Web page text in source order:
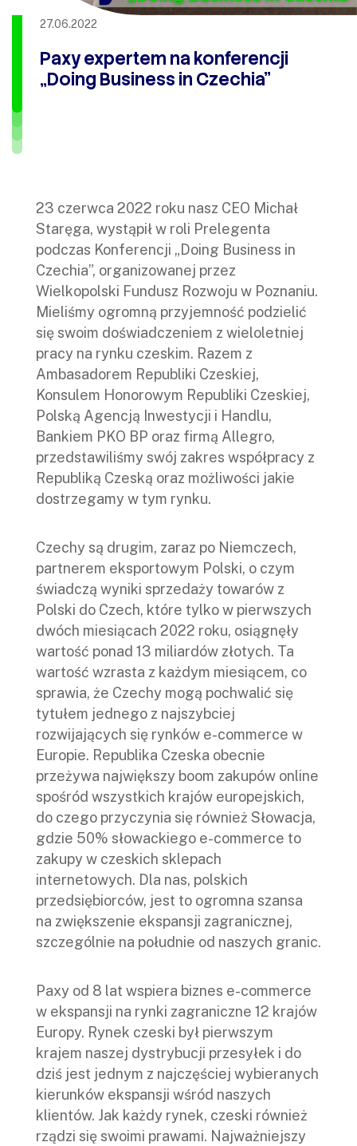
27.06.2022
Paxy expertem na konferencji
„Doing Business in Czechia”
23 czerwca 2022 roku nasz CEO Michał
Staręga, wystąpił w roli Prelegenta
podczas Konferencji „Doing Business in
Czechia”, organizowanej przez
Wielkopolski Fundusz Rozwoju w Poznaniu.
Mieliśmy ogromną przyjemność podzielić
się swoim doświadczeniem z wieloletniej
pracy na rynku czeskim. Razem z
Ambasadorem Republiki Czeskiej,
Konsulem Honorowym Republiki Czeskiej,
Polską Agencją Inwestycji i Handlu,
Bankiem PKO BP oraz firmą Allegro,
przedstawiliśmy swój zakres współpracy z
Republiką Czeską oraz możliwości jakie
dostrzegamy w tym rynku.
Czechy są drugim, zaraz po Niemczech,
partnerem eksportowym Polski, o czym
świadczą wyniki sprzedaży towarów z
Polski do Czech, które tylko w pierwszych
dwóch miesiącach 2022 roku, osiągnęły
wartość ponad 13 miliardów złotych. Ta
wartość wzrasta z każdym miesiącem, co
sprawia, że Czechy mogą pochwalić się
tytułem jednego z najszybciej
rozwijających się rynków e-commerce w
Europie. Republika Czeska obecnie
przeżywa największy boom zakupów online
spośród wszystkich krajów europejskich,
do czego przyczynia się również Słowacja,
gdzie 50% słowackiego e-commerce to
zakupy w czeskich sklepach
internetowych. Dla nas, polskich
przedsiębiorców, jest to ogromna szansa
na zwiększenie ekspansji zagranicznej,
szczególnie na południe od naszych granic.
Paxy od 8 lat wspiera biznes e-commerce
w ekspansji na rynki zagraniczne 12 krajów
Europy. Rynek czeski był pierwszym
krajem naszej dystrybucji przesyłek i do
dziś jest jednym z najczęściej wybieranych
kierunków ekspansji wśród naszych
klientów. Jak każdy rynek, czeski również
rządzi się swoimi prawami. Najważniejszy